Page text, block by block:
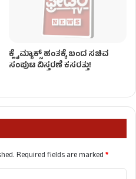
ಕ್ಲೈಮ್ಯಾಕ್ಸ್ ಹಂತಕ್ಕೆ ಬಂದ ಸಚಿವ
ಸಂಪುಟ ವಿಸ್ತರಣೆ ಕಸರತ್ತು!
Required fields are marked*